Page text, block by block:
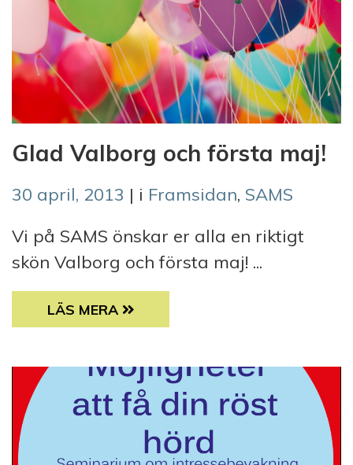
Glad Valborg och första maj!
30 april, 2013 | i Framsidan, SAMS
Vi på SAMS önskar er alla en riktigt
skön Valborg och första maj! ...
GLAD VALBORG OCH FÖRSTA MAJ!
LÄS MERA